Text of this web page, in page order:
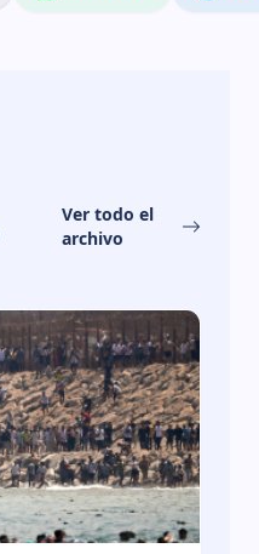
Ver todo el
archivo